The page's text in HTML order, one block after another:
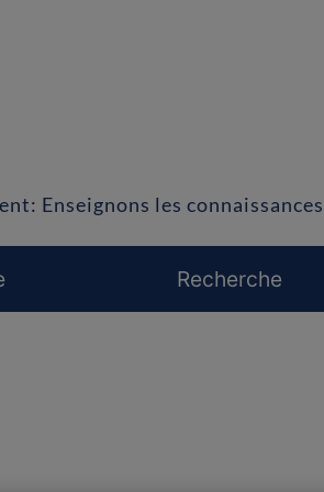
Enseignons les
Recherche